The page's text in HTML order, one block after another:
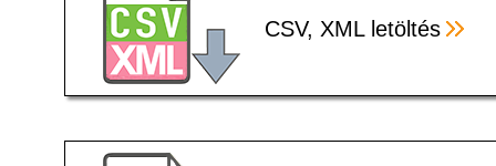
CSV, XML letöltés